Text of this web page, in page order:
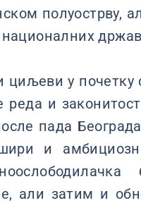
полуострву,
циљеви у почетку
реда и
пада
шири и
али затим и